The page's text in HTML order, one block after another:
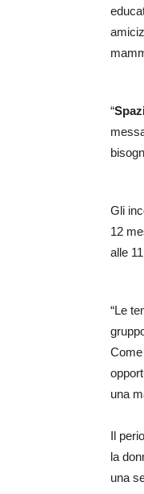
“
Gli
12
alle
“Le
una
Il
la
una